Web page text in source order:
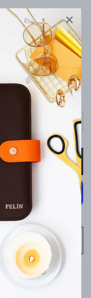
aynı seçiniz.
EKLE